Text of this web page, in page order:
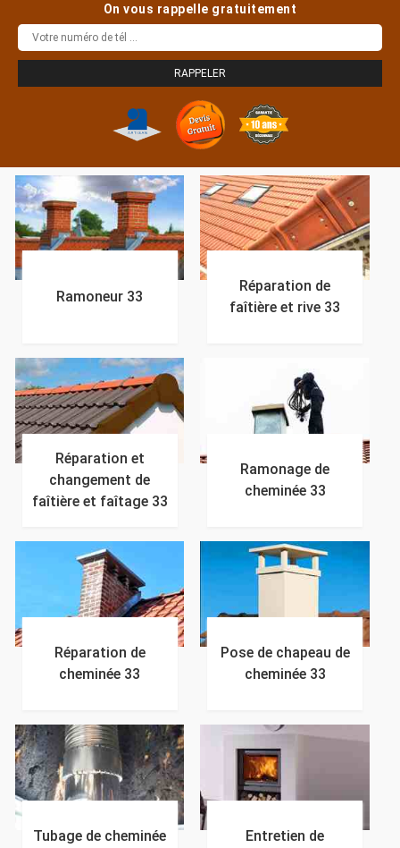
On vous rappelle gratuitement
Ramoneur 33
Réparation de
faîtière et rive 33
Réparation et
changement de
faîtière et faîtage 33
Ramonage de
cheminée 33
Réparation de
cheminée 33
Pose de chapeau de
cheminée 33
Tubage de cheminée
Entretien de